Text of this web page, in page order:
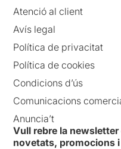
Atenció al client
Avís legal
Política de privacitat
Política de cookies
Condicions d’ús
Comunicacions
Anuncia’t
Vull rebre la
novetats, promocions